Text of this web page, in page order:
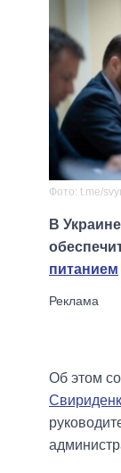
Фото: t.me/
В
питанием
Об этом